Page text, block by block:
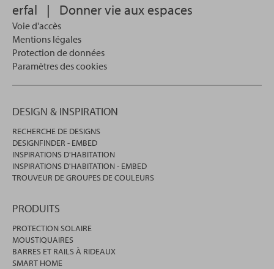
recherche.
erfal | Donner vie aux espaces
Voie d'accès
Mentions légales
Protection de données
Paramètres des cookies
DESIGN & INSPIRATION
RECHERCHE DE DESIGNS
DESIGNFINDER - EMBED
INSPIRATIONS D'HABITATION
INSPIRATIONS D'HABITATION - EMBED
TROUVEUR DE GROUPES DE COULEURS
PRODUITS
PROTECTION SOLAIRE
MOUSTIQUAIRES
BARRES ET RAILS À RIDEAUX
SMART HOME